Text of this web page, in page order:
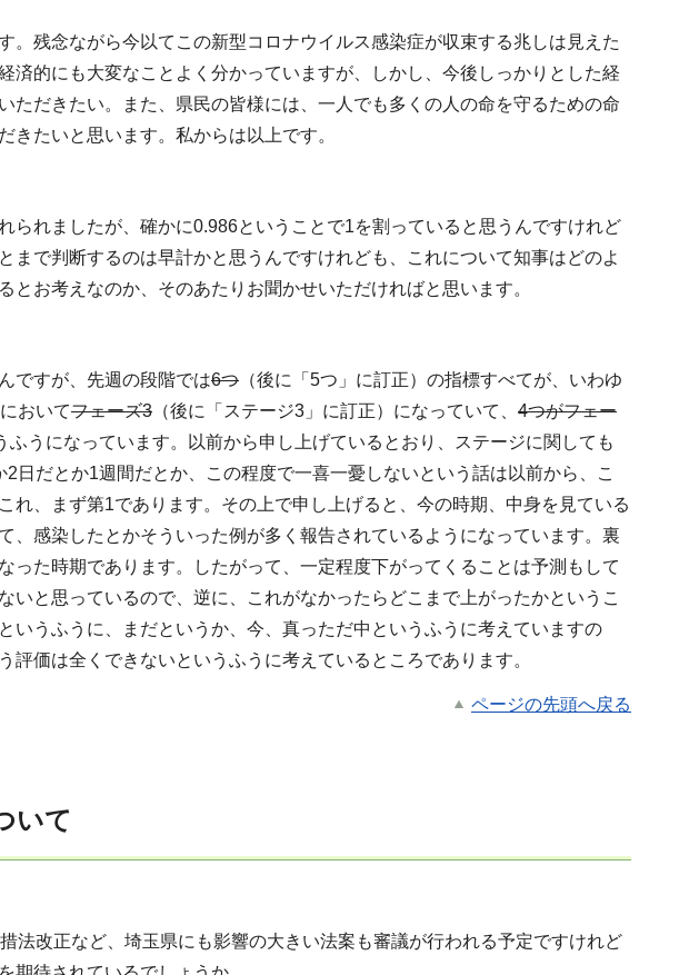
。残念ながら今以てこの新型コロナウイルス感染症が収束する兆しは見えた
済的にも大変なことよく分かっていますが、しかし、今後しっかりとした経
ただきたい。また、県民の皆様には、一人でも多くの人の命を守るための命
きたいと思います。私からは以上です。
られましたが、確かに0.986ということで1を割っていると思うんですけれど
まで判断するのは早計かと思うんですけれども、これについて知事はどのよ
お考えなのか、そのあたりお聞かせいただければと思います。
ですが、先週の段階では6つ （後に「5つ」に訂正）の指標すべてが、いわゆ
おいてフェーズ3 （後に「ステージ3」に訂正）になっていて、 4つがフェー
ふうになっています。以前から申し上げているとおり、ステージに関しても
日だとか1週間だとか、この程度で一喜一憂しないという話は以前から、こ
れ、まず第1であります。その上で申し上げると、今の時期、中身を見ている
、感染したとかそういった例が多く報告されているようになっています。裏
った時期であります。したがって、一定程度下がってくることは予測もして
いと思っているので、逆に、これがなかったらどこまで上がったかというこ
いうふうに、まだというか、今、真っただ中というふうに考えていますの
価は全くできないというふうに考えているところであります。
ページの先頭へ戻る
いて
法改正など、埼玉県にも影響の大きい法案も審議が行われる予定ですけれど